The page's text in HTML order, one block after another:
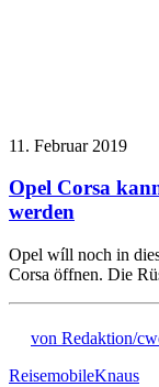
11. Februar 2019
Opel Corsa
werden
Opel wíll noch in
Corsa öffnen. Die
von Redaktion/
ReisemobileKnaus